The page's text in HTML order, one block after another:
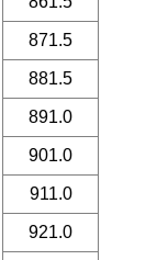
871.5
881.5
891.0
901.0
911.0
921.0